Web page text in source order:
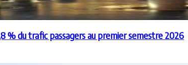
% du trafic passagers au premier semestre 2026